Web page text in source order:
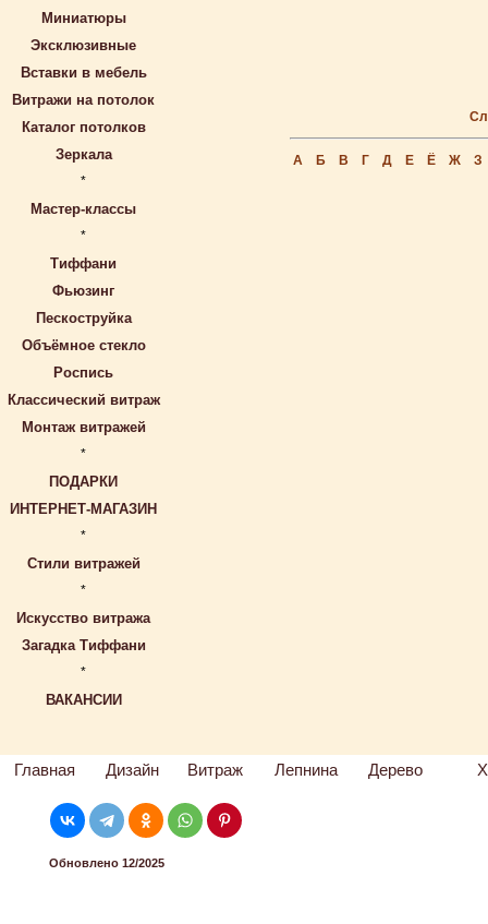
Миниатюры
Эксклюзивные
Вставки в мебель
Витражи на потолок
Каталог потолков
Зеркала
*
Мастер-классы
*
Тиффани
Фьюзинг
Пескоструйка
Объёмное стекло
Роспись
Классический витраж
Монтаж витражей
*
ПОДАРКИ
ИНТЕРНЕТ-МАГАЗИН
*
Стили витражей
*
Искусство витража
Загадка Тиффани
*
ВАКАНСИИ
А Б В Г Д Е Ё Ж З
Главная Дизайн Витраж Лепнина Дерево
Обновлено 12/2025